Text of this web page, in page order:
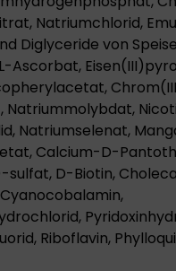
Natriumchlorid,
Diglyceride von
Ascorbat,
Natriummolybdat,
Natriumselenat,
Calcium-D-
sulfat, D-Biotin,
Riboflavin,